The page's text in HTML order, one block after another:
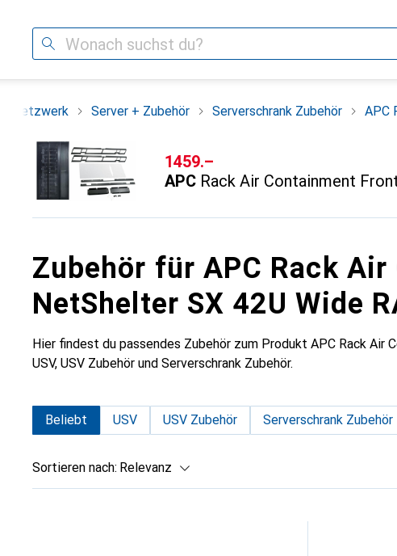
Suche
Netzwerk Server + Zubehör Serverschrank Zubehör APC
CHF
1459.–
APC Rack Air Containment
Zubehör für APC Rack
NetShelter SX 42U Wide
Hier findest du passendes Zubehör zum Produkt APC Rack
USV, USV Zubehör und Serverschrank Zubehör.
Beliebt USV USV Zubehör Serverschrank Zubehör
Sortieren nach: Relevanz